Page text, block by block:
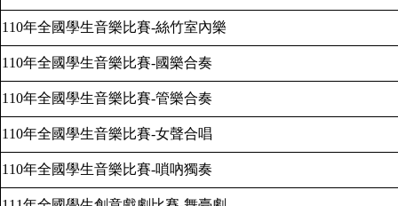
110年全國學生音樂比賽-絲竹室內樂
110年全國學生音樂比賽-國樂合奏
110年全國學生音樂比賽-管樂合奏
110年全國學生音樂比賽-女聲合唱
110年全國學生音樂比賽-嗩吶獨奏